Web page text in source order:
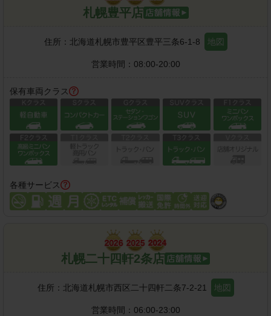
札幌豊平店
住所： 北海道札幌市豊平区豊平三条6-1-8 地図
営業時間： 08:00-20:00
保有車両クラス
各種サービス
札幌二十四軒2条店
住所： 北海道札幌市西区二十四軒二条7-2-21 地図
営業時間： 06:00-23:00